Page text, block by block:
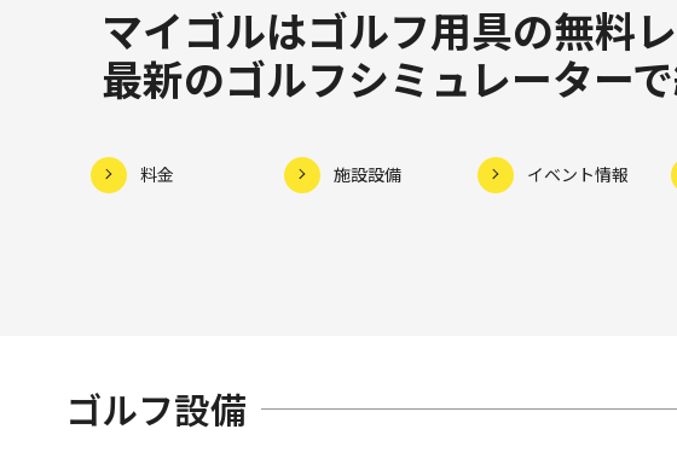
マイゴルはゴルフ用具の無料
最新のゴルフシミュレーターで
料金 施設設備 イベント情報
ゴルフ設備